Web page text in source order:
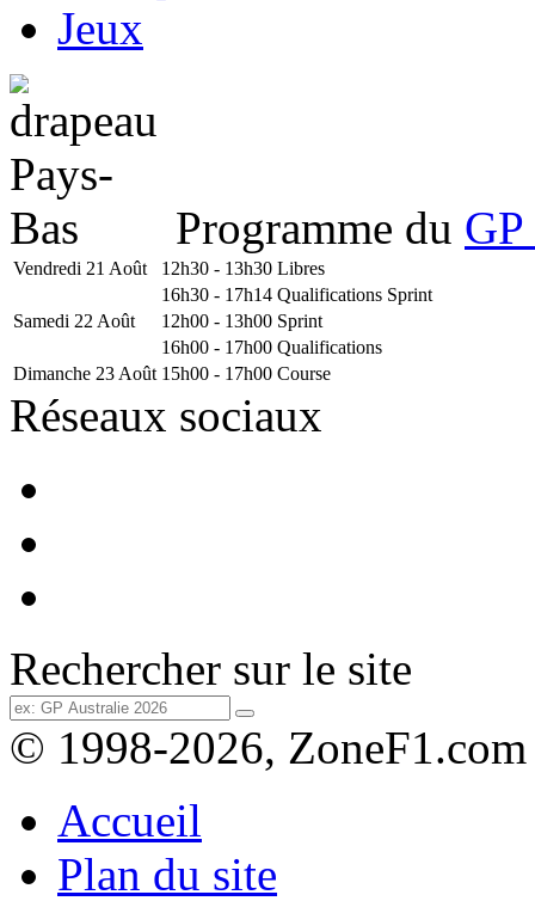
Jeux
Programme du
Vendredi 21 Août 12h30 - 13h30 Libres
16h30 - 17h14 Qualifications Sprint
Samedi 22 Août
12h00 - 13h00 Sprint
16h00 - 17h00 Qualifications
Dimanche 23 Août 15h00 - 17h00 Course
Réseaux sociaux
Rechercher sur le site
© 1998-2026, ZoneF1.com
Accueil
Plan du site